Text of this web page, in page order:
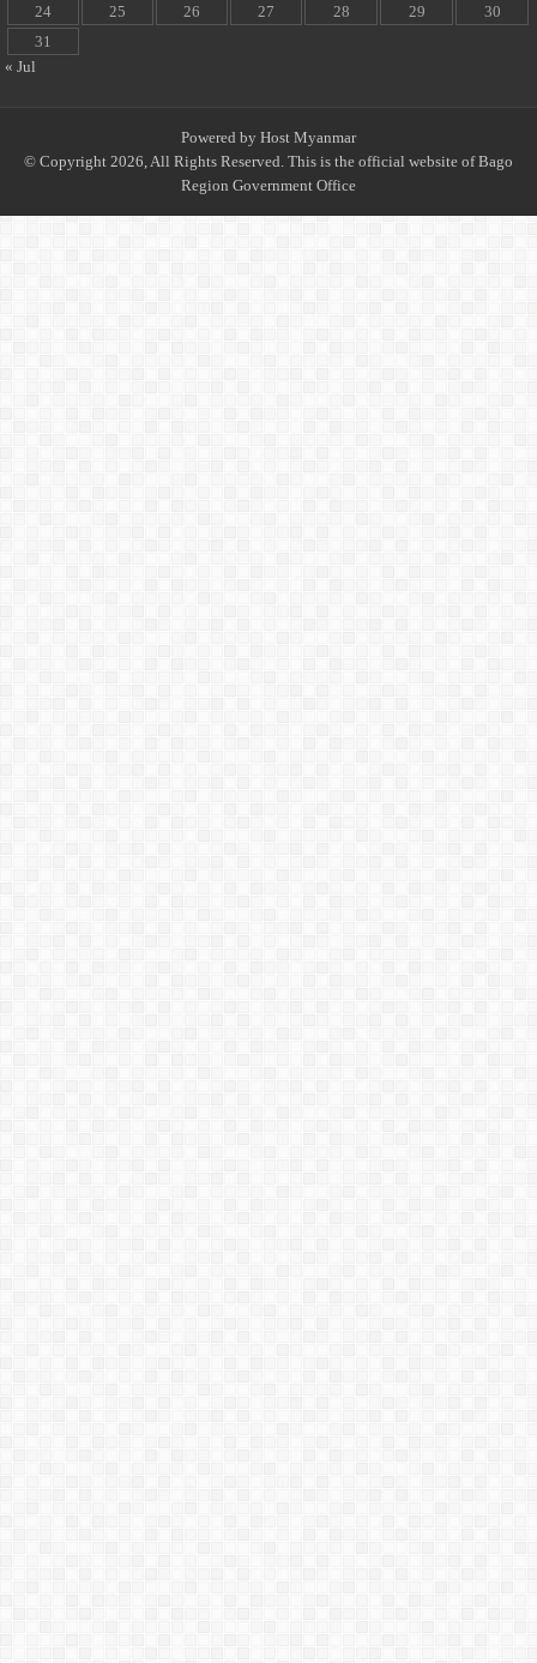
24
25 26 27 28 29
30
31
« Jul
Powered by Host Myanmar
© Copyright 2026, All Rights Reserved. This is the official website of Bago
Region Government Office